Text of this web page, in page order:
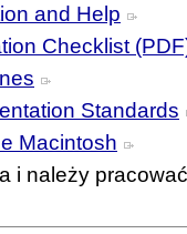
and Help
Checklist
Standards
Macintosh
i należy